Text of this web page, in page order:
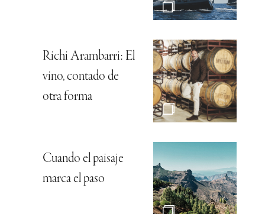
Richi Arambarri: El
vino, contado de
otra forma
Cuando el paisaje
marca el paso